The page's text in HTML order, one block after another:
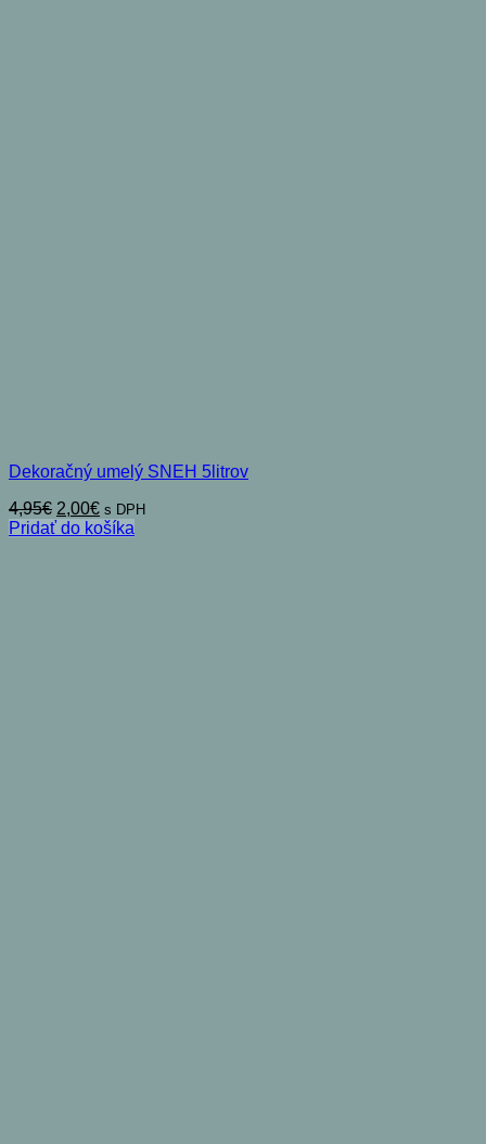
Dekoračný umelý SNEH 5litrov
4,95€ Pôvodná
cena
2,00€Aktuálna
cena
s DPH
Pridať do košíka